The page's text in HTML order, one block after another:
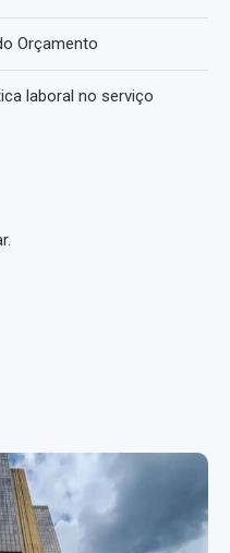
Orçamento
laboral no serviço